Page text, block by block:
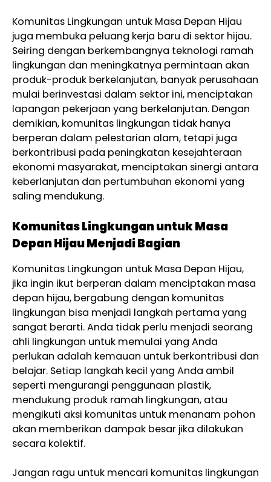
Komunitas Lingkungan untuk Masa Depan Hijau
juga membuka peluang kerja baru di sektor hijau.
Seiring dengan berkembangnya teknologi ramah
lingkungan dan meningkatnya permintaan akan
produk-produk berkelanjutan, banyak perusahaan
mulai berinvestasi dalam sektor ini, menciptakan
lapangan pekerjaan yang berkelanjutan. Dengan
demikian, komunitas lingkungan tidak hanya
berperan dalam pelestarian alam, tetapi juga
berkontribusi pada peningkatan kesejahteraan
ekonomi masyarakat, menciptakan sinergi antara
keberlanjutan dan pertumbuhan ekonomi yang
saling mendukung.
Komunitas Lingkungan untuk Masa
Depan Hijau Menjadi Bagian
Komunitas Lingkungan untuk Masa Depan Hijau,
jika ingin ikut berperan dalam menciptakan masa
depan hijau, bergabung dengan komunitas
lingkungan bisa menjadi langkah pertama yang
sangat berarti. Anda tidak perlu menjadi seorang
ahli lingkungan untuk memulai yang Anda
perlukan adalah kemauan untuk berkontribusi dan
belajar. Setiap langkah kecil yang Anda ambil
seperti mengurangi penggunaan plastik,
mendukung produk ramah lingkungan, atau
mengikuti aksi komunitas untuk menanam pohon
akan memberikan dampak besar jika dilakukan
secara kolektif.
Jangan ragu untuk mencari komunitas lingkungan